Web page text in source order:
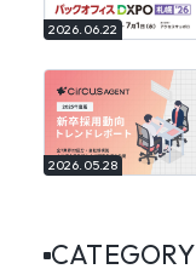
2026.06.22
2026.05.28
CATEGORY